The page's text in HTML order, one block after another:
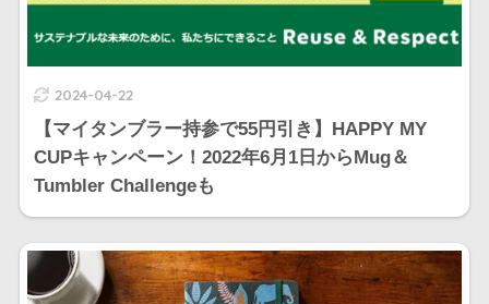
2024-04-22
【マイタンブラー持参で55円引き】HAPPY MY
CUPキャンペーン！2022年6月1日からMug＆
Tumbler Challengeも